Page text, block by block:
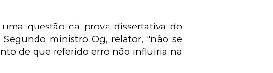
questão da prova dissertativa do
ministro Og, relator, "não se
de que referido erro não influiria na